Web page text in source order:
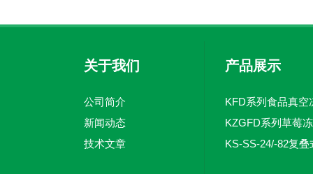
关于我们
公司简介
新闻动态
技术文章
产品展示
KZGFD系列草莓